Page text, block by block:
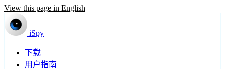
View this page in English
iSpy
下载
用户指南